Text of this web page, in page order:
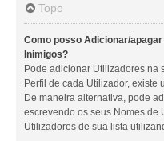
Topo
Como posso Adicionar/
Inimigos?
Pode adicionar Utilizadores na
Perfil de cada Utilizador, existe
De maneira alternativa, pode
escrevendo os seus Nomes de
Utilizadores de sua lista